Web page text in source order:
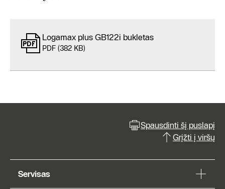
Logamax plus GB122i bukletas
PDF (382 KB)
Spausdinti šį puslapį
Grįžti į viršų
Servisas